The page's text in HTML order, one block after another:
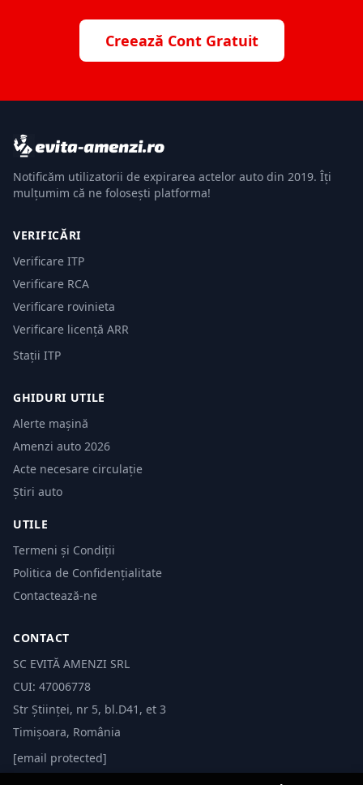
Creează Cont Gratuit
Notificăm utilizatorii de expirarea actelor auto din 2019. Îți
mulțumim că ne folosești platforma!
VERIFICĂRI
Verificare ITP
Verificare RCA
Verificare rovinieta
Verificare licență ARR
Stații ITP
GHIDURI UTILE
Alerte mașină
Amenzi auto 2026
Acte necesare circulație
Știri auto
UTILE
Termeni și Condiții
Politica de Confidențialitate
Contactează-ne
CONTACT
SC EVITĂ AMENZI SRL
CUI: 47006778
Str Științei, nr 5, bl.D41, et 3
Timișoara, România
[email protected]